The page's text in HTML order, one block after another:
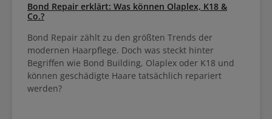
Bond Repair erklärt: Was können Olaplex, K18 &
Co.?
Bond Repair zählt zu den größten Trends der
modernen Haarpflege. Doch was steckt hinter
Begriffen wie Bond Building, Olaplex oder K18 und
können geschädigte Haare tatsächlich repariert
werden?